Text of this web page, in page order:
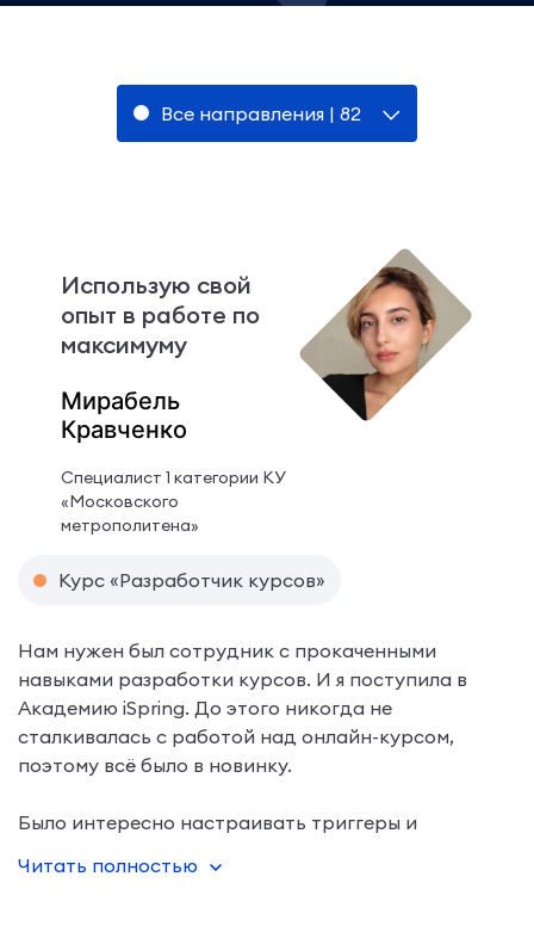
Все направления | 82
Использую свой
опыт в работе по
максимуму
Мирабель
Кравченко
Специалист 1 категории КУ
«Московского
метрополитена»
Курс «Разработчик курсов»
Нам нужен был сотрудник с прокаченными
навыками разработки курсов. И я поступила в
Академию iSpring. До этого никогда не
сталкивалась с работой над онлайн-курсом,
поэтому всё было в новинку.
Было интересно настраивать триггеры и
кнопки, строить путь пользователей и направлять
Читать полностью